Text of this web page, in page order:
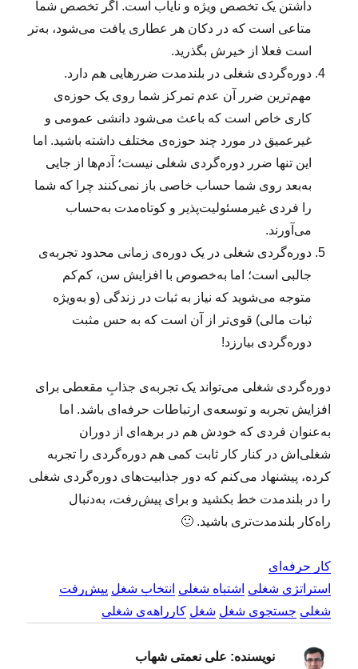
داشتن یک تخصص ویژه و نایاب است. اگر تخصص شما
متاعی است که در دکان هر عطاری یافت می‌شود، به‌تر
است فعلا از خیرش بگذرید.
دوره‌گردی شغلی در بلندمدت ضررهایی هم دارد.
مهم‌ترین ضرر آن عدم تمرکز شما روی یک حوزه‌ی
کاری خاص است که باعث می‌شود دانشی عمومی و
غیرعمیق در مورد چند حوزه‌ی مختلف داشته باشید. اما
این تنها ضرر دوره‌گردی شغلی نیست؛ آدم‌ها از جایی
به‌بعد روی شما حساب خاصی باز نمی‌کنند چرا که شما
را فردی غیرمسئولیت‌پذیر و کوتاه‌مدت به‌حساب
می‌آورند.
دوره‌گردی شغلی در یک دوره‌ی زمانی محدود تجربه‌ی
جالبی است؛ اما به‌خصوص با افزایش سن، کم‌کم
متوجه می‌شوید که نیاز به ثبات در زندگی (و به‌ویژه
ثبات مالی) قوی‌تر از آن است که به حس مثبت
دوره‌گردی بیارزد!
دوره‌گردی شغلی می‌تواند یک تجربه‌ی جذابِ مقعطی برای
افزایش تجربه و توسعه‌ی ارتباطات حرفه‌ای باشد. اما
به‌عنوان فردی که خودش هم در برهه‌ای از دوران
شغلی‌اش در کنار کار ثابت کمی هم دوره‌گردی را تجربه
کرده، پیشنهاد می‌کنم که دور جذابیت‌های دوره‌گردی شغلی
را در بلندمدت خط بکشید و برای پیش‌رفت، به‌دنبال
راه‌کار بلندمدت‌تری باشید. 🙂
کار حرفه‌ای
استراتژی شغلی اشتباه شغلی انتخاب شغل پیش‌رفت
شغلی جستجوی شغل شغل کارراهه‌ی شغلی
نویسنده: علی نعمتی شهاب